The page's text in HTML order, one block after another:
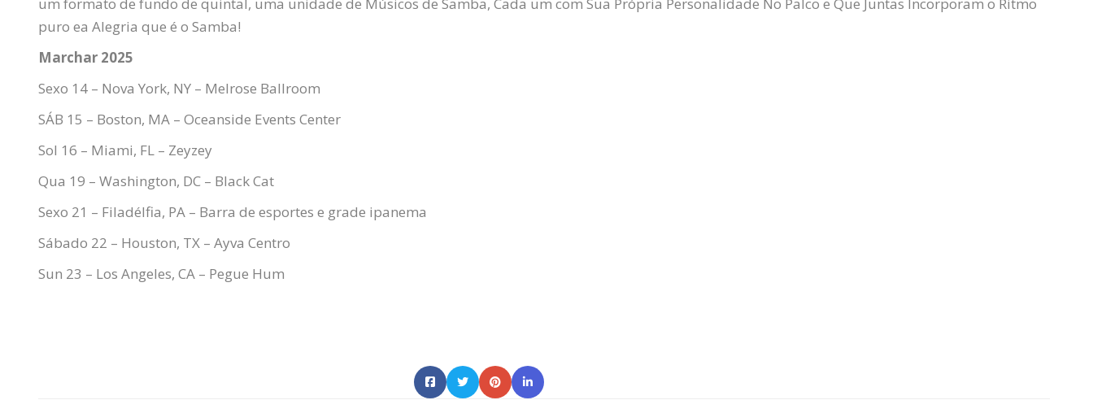
puro ea Alegria que é o Samba!
Marchar 2025
Sexo 14 – Nova York, NY – Melrose Ballroom
SÁB 15 – Boston, MA – Oceanside Events Center
Sol 16 – Miami, FL – Zeyzey
Qua 19 – Washington, DC – Black Cat
Sexo 21 – Filadélfia, PA – Barra de esportes e grade ipanema
Sábado 22 – Houston, TX – Ayva Centro
Sun 23 – Los Angeles, CA – Pegue Hum